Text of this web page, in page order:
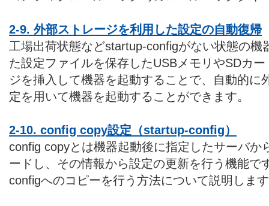
2-9. 外部ストレージを利用した設定の自動復帰
工場出荷状態などstartup-configがない状態の機
た設定ファイルを保存したUSBメモリやSDカ
ジを挿入して機器を起動することで、自動的に
定を用いて機器を起動することができます。
2-10. config copy設定（startup-config）
config copyとは機器起動後に指定したサーバか
ードし、その情報から設定の更新を行う機能で
configへのコピーを行う方法について説明しま